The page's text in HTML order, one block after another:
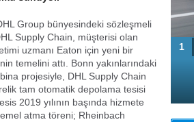
Group bünyesindeki sözleşmeli
Supply Chain, müşterisi olan
uzmanı Eaton için yeni bir
temelini attı. Bonn yakınlarındaki
projesiyle, DHL Supply Chain
tam otomatik depolama tesisi
2019 yılının başında hizmete
atma töreni; Rheinbach
1